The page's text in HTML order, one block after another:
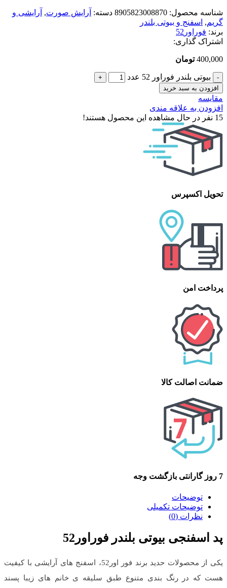
شناسه محصول: 8905823008870 دسته: آرایش صورت, آرایشی و
گریم, اسفنج و بیوتی بلندر
برند: فوراور52
اشتراک گذاری:
400,000 تومان
بیوتی بلندر فوراور 52 عدد
افزودن به سبد خرید
مقایسه
افزودن به علاقه مندی
15 نفر در حال مشاهده این محصول هستند!
تحویل اکسپرس
پرداخت امن
ضمانت اصالت کالا
7 روز گارانتی بازگشت وجه
توضیحات
توضیحات تکمیلی
نظرات (0)
پد اسفنجی بیوتی بلندر فوراور52
یکی از محصولات حدید برند فور اور52، اسفنج های آرایشی با کیفیت
هست که در رنگ بندی متنوع طبق سلیقه ی خانم های زیبا پسند